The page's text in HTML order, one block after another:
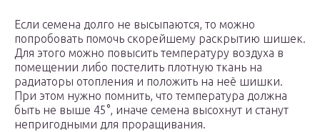
Если семена долго не высыпаются, то можно
попробовать помочь скорейшему раскрытию шишек.
Для этого можно повысить температуру воздуха в
помещении либо постелить плотную ткань на
радиаторы отопления и положить на неё шишки.
При этом нужно помнить, что температура должна
быть не выше 45°, иначе семена высохнут и станут
непригодными для проращивания.